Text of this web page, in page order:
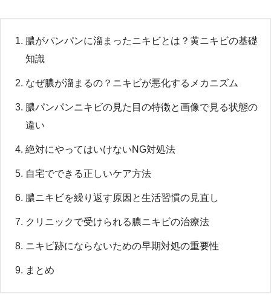
膿がパンパンに溜まったニキビとは？黄ニキビの基礎
知識
なぜ膿が溜まるの？ニキビが悪化するメカニズム
膿パンパンニキビの見た目の特徴と画像で見る状態の
違い
絶対にやってはいけないNG対処法
自宅でできる正しいケア方法
膿ニキビを繰り返す原因と生活習慣の見直し
クリニックで受けられる膿ニキビの治療法
ニキビ跡にならないための早期対処の重要性
まとめ